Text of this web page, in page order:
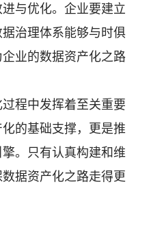
与优化。企业要建立
治理体系能够与时俱
业的数据资产化之路
程中发挥着至关重要
的基础支撑，更是推
。只有认真构建和维
据资产化之路走得更